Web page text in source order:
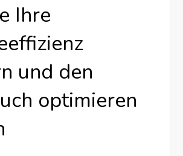
Ihre
und den
optimieren